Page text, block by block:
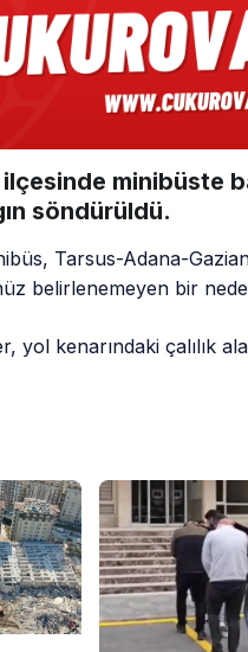
minibüste
söndürüldü.
Tarsus-Adana-
belirlenemeyen bir
yol kenarındaki çalılık